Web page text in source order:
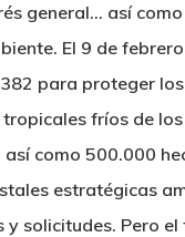
general… así
El 9 de
para proteger
fríos de
así como 500.000
estratégicas
y solicitudes. Pero